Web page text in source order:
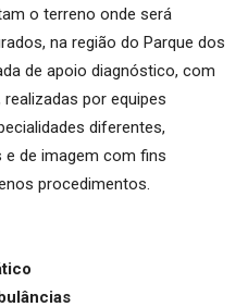
o terreno onde será
na região do Parque dos
de apoio diagnóstico, com
por equipes
diferentes,
de imagem com fins
procedimentos.